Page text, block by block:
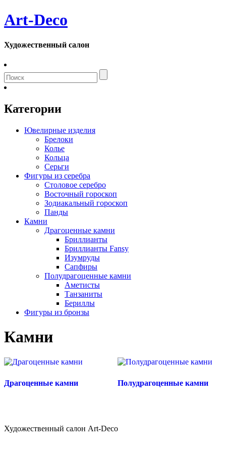
Art-Deco
Художественный салон
Категории
Ювелирные изделия
Брелоки
Колье
Кольца
Серьги
Фигуры из серебра
Столовое серебро
Восточный гороскоп
Зодиакальный гороскоп
Панды
Камни
Драгоценные камни
Бриллианты
Бриллианты Fansy
Изумруды
Сапфиры
Полудрагоценные камни
Аметисты
Танзаниты
Бериллы
Фигуры из бронзы
Камни
Драгоценные камни Полудрагоценные камни
Художественный салон Art-Deco